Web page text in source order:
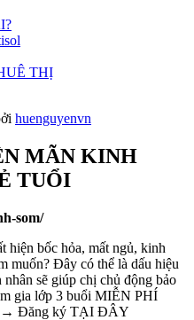
THỊ
huenguyenvn
MÃN KINH
TUỔI
som/
hiện bốc hỏa, mất ngủ, kinh
muốn? Đây có thể là dấu hiệu
sẽ giúp chị chủ động bảo
gia lớp 3 buổi MIỄN PHÍ
→ Đăng ký TẠI ĐÂY